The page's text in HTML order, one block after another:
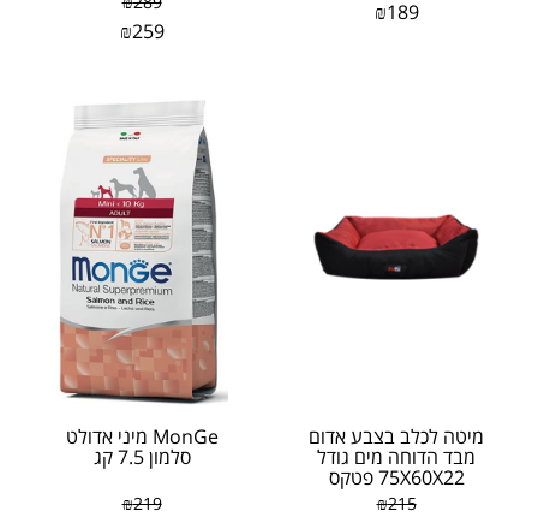
₪189
₪259
מיטה לכלב בצבע אדום
מבד הדוחה מים גודל
75X60X22 פטקס
₪215
MonGe מיני אדולט
סלמון 7.5 קג
₪219